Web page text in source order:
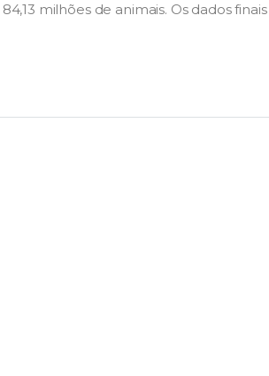
milhões de animais. Os dados